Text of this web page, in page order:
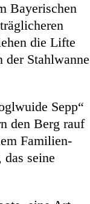
Bayerischen
die Lifte
Stahlwanne
Sepp“
den Berg rauf
Familien-
seine